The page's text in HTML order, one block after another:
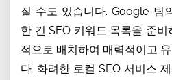
질 수도 있습니다. Google 팀
한 긴 SEO 키워드 목록을 준
적으로 배치하여 매력적이고
다. 화려한 로컬 SEO 서비스